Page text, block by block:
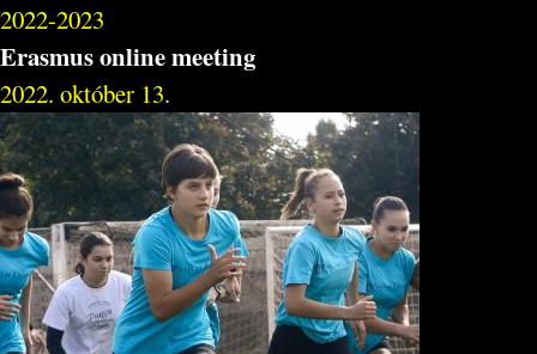
2022-2023
Erasmus online meeting
2022. október 13.